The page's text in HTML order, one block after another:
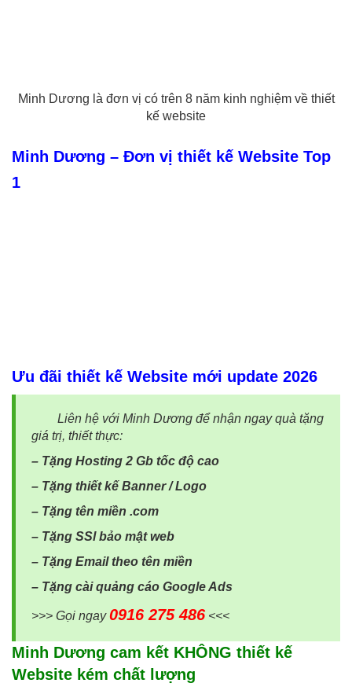
Minh Dương là đơn vị có trên 8 năm kinh nghiệm về thiết
kế website
Minh Dương – Đơn vị thiết kế Website Top
1
Ưu đãi thiết kế Website mới update 2026
Liên hệ với Minh Dương để nhận ngay quà tặng
giá trị, thiết thực:
– Tặng Hosting 2 Gb tốc độ cao
– Tặng thiết kế Banner / Logo
– Tặng tên miền .com
– Tặng SSl bảo mật web
– Tặng Email theo tên miền
– Tặng cài quảng cáo Google Ads
>>> Gọi ngay 0916 275 486 <<<
Minh Dương cam kết KHÔNG thiết kế
Website kém chất lượng